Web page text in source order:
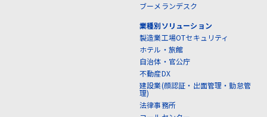
ブーメランデスク
業種別ソリューション
製造業工場OTセキュリティ
ホテル・旅館
自治体・官公庁
不動産DX
建設業(顔認証・出面管理・勤怠管
理)
法律事務所